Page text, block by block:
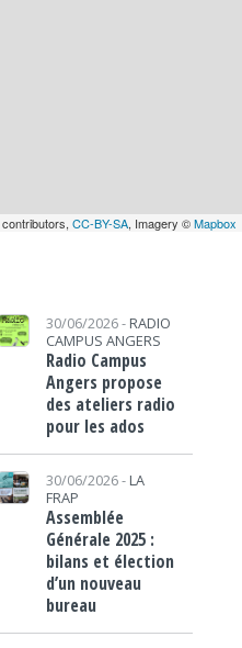
contributors, CC-BY-SA, Imagery ©Mapbox
30/06/2026 - RADIO
CAMPUS ANGERS
Radio Campus
Angers propose
des ateliers radio
pour les ados
30/06/2026 - LA
FRAP
Assemblée
Générale 2025 :
bilans et élection
d’un nouveau
bureau